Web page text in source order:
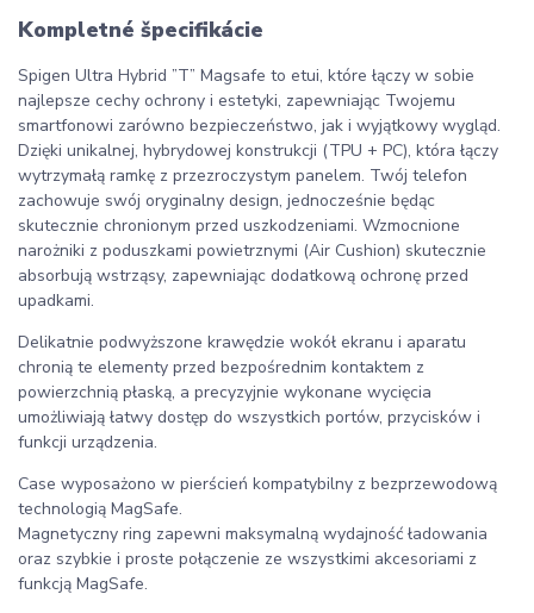
Kompletné špecifikácie
Spigen Ultra Hybrid ”T” Magsafe to etui, które łączy w sobie
najlepsze cechy ochrony i estetyki, zapewniając Twojemu
smartfonowi zarówno bezpieczeństwo, jak i wyjątkowy wygląd.
Dzięki unikalnej, hybrydowej konstrukcji (TPU + PC), która łączy
wytrzymałą ramkę z przezroczystym panelem. Twój telefon
zachowuje swój oryginalny design, jednocześnie będąc
skutecznie chronionym przed uszkodzeniami. Wzmocnione
narożniki z poduszkami powietrznymi (Air Cushion) skutecznie
absorbują wstrząsy, zapewniając dodatkową ochronę przed
upadkami.
Delikatnie podwyższone krawędzie wokół ekranu i aparatu
chronią te elementy przed bezpośrednim kontaktem z
powierzchnią płaską, a precyzyjnie wykonane wycięcia
umożliwiają łatwy dostęp do wszystkich portów, przycisków i
funkcji urządzenia.
Case wyposażono w pierścień kompatybilny z bezprzewodową
technologią MagSafe.
Magnetyczny ring zapewni maksymalną wydajność ładowania
oraz szybkie i proste połączenie ze wszystkimi akcesoriami z
funkcją MagSafe.